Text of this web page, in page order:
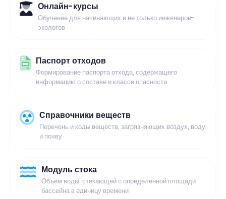
Онлайн-курсы
Обучение для начинающих и не только инженеров-
экологов
Паспорт отходов
Формирование паспорта отхода, содержащего
информацию о составе и классе опасности
Справочники веществ
Перечень и коды веществ, загрязняющих воздух, воду
и почву
Модуль стока
Объём воды, стекающей с определенной площади
бассейна в единицу времени